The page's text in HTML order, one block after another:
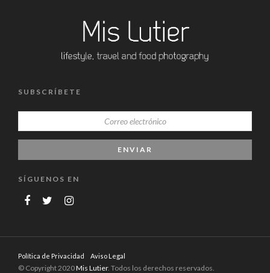
SUBSCRÍBETE
SÍGUENOS EN
Política de Privacidad Aviso Legal
© Copyright 2020Mis Lutier. Todos los derechos reservados.